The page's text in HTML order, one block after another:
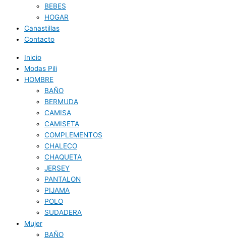
BEBES
HOGAR
Canastillas
Contacto
Inicio
Modas Pili
HOMBRE
BAÑO
BERMUDA
CAMISA
CAMISETA
COMPLEMENTOS
CHALECO
CHAQUETA
JERSEY
PANTALON
PIJAMA
POLO
SUDADERA
Mujer
BAÑO